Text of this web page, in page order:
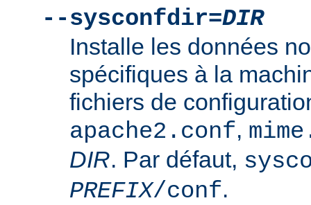
--sysconfdir=DIR
Installe les données
spécifiques à la
fichiers de
apache2.conf,
DIR. Par défaut,
PREFIX/conf.